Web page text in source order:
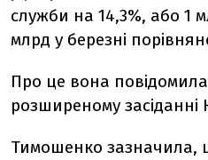
служби на 14,3%, або 1
млрд у березні
Про це вона
розширеному засіданні
Тимошенко зазначила,